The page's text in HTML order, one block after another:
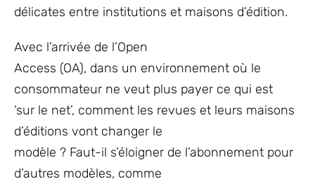
délicates entre institutions et maisons d’édition.
Avec l’arrivée de l’Open
Access (OA), dans un environnement où le
consommateur ne veut plus payer ce qui est
‘sur le net’, comment les revues et leurs maisons
d’éditions vont changer le
modèle ? Faut-il s’éloigner de l’abonnement pour
d’autres modèles, comme